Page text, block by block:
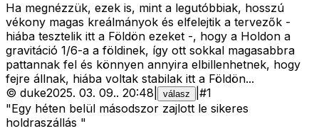
Ha megnézzük, ezek is, mint a legutóbbiak, hosszú
vékony magas kreálmányok és elfelejtik a tervezők -
hiába tesztelik itt a Földön ezeket -, hogy a Holdon a
gravitáció 1/6-a a földinek, így ott sokkal magasabbra
pattannak fel és könnyen annyira elbillenhetnek, hogy
fejre állnak, hiába voltak stabilak itt a Földön...
© duke2025. 03. 09.. 20:48 válasz #1
"Egy héten belül másodszor zajlott le sikeres
holdraszállás "